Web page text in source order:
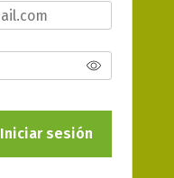
Iniciar sesión